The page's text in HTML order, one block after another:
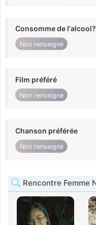
Consomme de l'alcool?
Non renseigné
Film préféré
Non renseigné
Chanson préférée
Non renseigné
Rencontre Femme